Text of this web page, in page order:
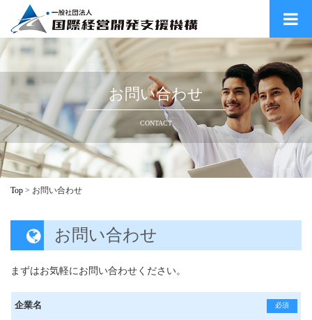
お問い合わせ
CONTACT
Top > お問い合わせ
お問い合わせ
まずはお気軽にお問い合わせください。
企業名 必須